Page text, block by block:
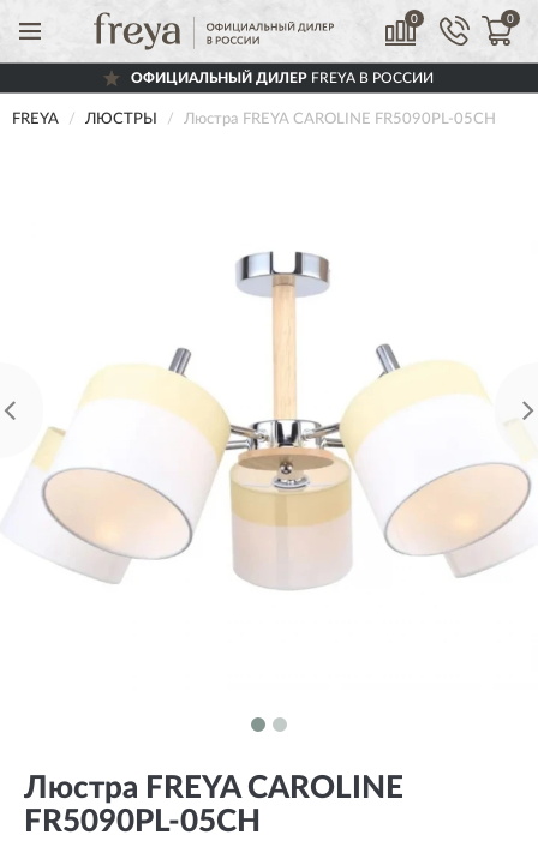
0 0
ОФИЦИАЛЬНЫЙ ДИЛЕРFREYA В РОССИИ
FREYA ЛЮСТРЫ Люстра FREYA CAROLINE FR5090PL-05CH
Люстра FREYA CAROLINE
FR5090PL-05CH